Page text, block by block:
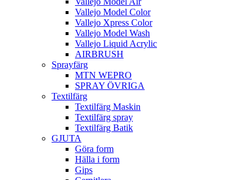
Vallejo Model Color
Vallejo Xpress Color
Vallejo Model Wash
Vallejo Liquid Acrylic
AIRBRUSH
Sprayfärg
MTN WEPRO
SPRAY ÖVRIGA
Textilfärg
Textilfärg Maskin
Textilfärg spray
Textilfärg Batik
GJUTA
Göra form
Hälla i form
Gips